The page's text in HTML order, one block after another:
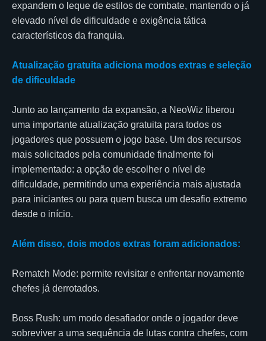
expandem o leque de estilos de combate, mantendo o já
elevado nível de dificuldade e exigência tática
característicos da franquia.
Atualização gratuita adiciona modos extras e seleção
de dificuldade
Junto ao lançamento da expansão, a NeoWiz liberou
uma importante atualização gratuita para todos os
jogadores que possuem o jogo base. Um dos recursos
mais solicitados pela comunidade finalmente foi
implementado: a opção de escolher o nível de
dificuldade, permitindo uma experiência mais ajustada
para iniciantes ou para quem busca um desafio extremo
desde o início.
Além disso, dois modos extras foram adicionados:
Rematch Mode: permite revisitar e enfrentar novamente
chefes já derrotados.
Boss Rush: um modo desafiador onde o jogador deve
sobreviver a uma sequência de lutas contra chefes, com